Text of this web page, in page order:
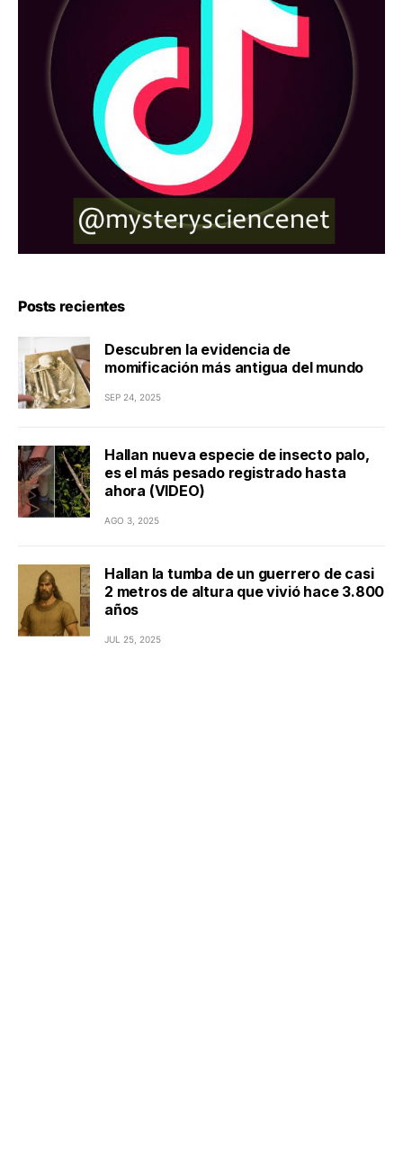
Posts recientes
Descubren la evidencia de
momificación más antigua del mundo
SEP 24, 2025
Hallan nueva especie de insecto palo,
es el más pesado registrado hasta
ahora (VIDEO)
AGO 3, 2025
Hallan la tumba de un guerrero de casi
2 metros de altura que vivió hace 3.800
años
JUL 25, 2025